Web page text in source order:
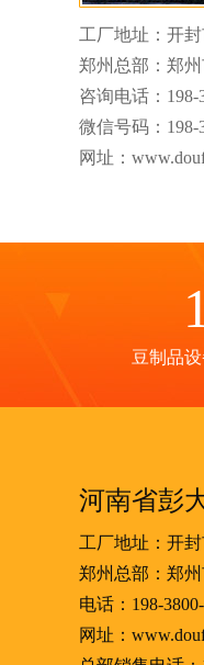
工厂地址：开
郑州总部：郑
咨询电话： 198-
微信号码： 198-
网址：
豆制品
河南省彭
工厂地址：开
郑州总部：郑
电话： 198-
网址：